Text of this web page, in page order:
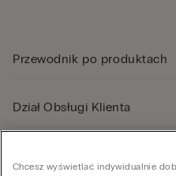
Przewodnik po produktach
Dział Obsługi Klienta
Chcesz wyświetlać indywidualnie